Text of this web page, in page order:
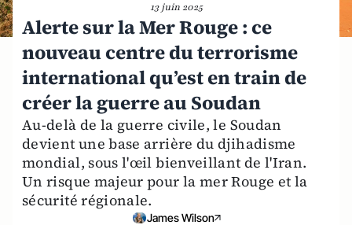
13 juin 2025
Alerte sur la Mer Rouge : ce
nouveau centre du terrorisme
international qu’est en train de
créer la guerre au Soudan
Au-delà de la guerre civile, le Soudan
devient une base arrière du djihadisme
mondial, sous l'œil bienveillant de l'Iran.
Un risque majeur pour la mer Rouge et la
sécurité régionale.
James Wilson